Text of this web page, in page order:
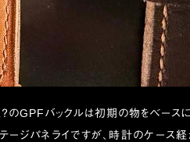
GPFバックルは初期の物をベースに作
ージパネライですが、時計のケース